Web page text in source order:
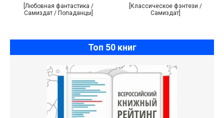
[Любовная фантастика /
Самиздат / Попаданцы]
[Классическое фэнтези /
Самиздат]
Топ 50 книг